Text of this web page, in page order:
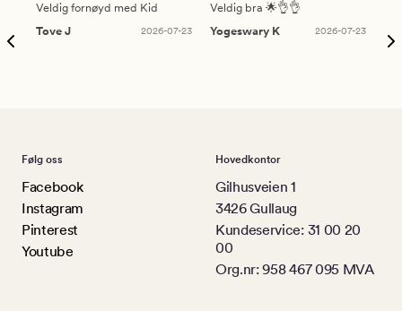
Veldig fornøyd med Kid
Tove J
2026-07-23
Veldig bra 🌟👌👌
Yogeswary K
2026-07-23
Følg oss
Facebook
Instagram
Pinterest
Youtube
Hovedkontor
Gilhusveien 1
3426 Gullaug
Kundeservice: 31 00 20
00
Org.nr: 958 467 095 MVA